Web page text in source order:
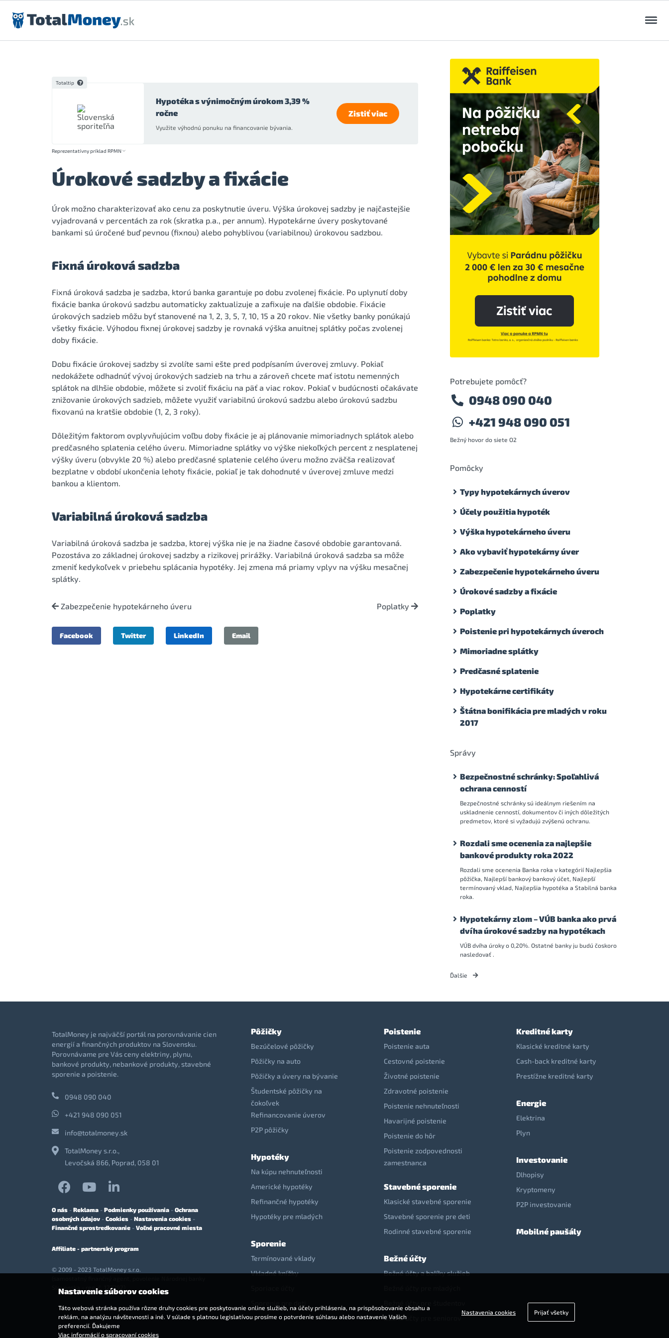
Preskočiť na obsah
Totaltip
Hypotéka s výnimočným úrokom 3,39 %
ročne
Využite výhodnú ponuku na financovanie bývania.
Zistiť viac
Reprezentatívny príklad RPMN
Úrokové sadzby a fixácie
Úrok možno charakterizovať ako cenu za poskytnutie úveru. Výška úrokovej sadzby je najčastejšie
vyjadrovaná v percentách za rok (skratka p.a., per annum). Hypotekárne úvery poskytované
bankami sú úročené buď pevnou (fixnou) alebo pohyblivou (variabilnou) úrokovou sadzbou.
Fixná úroková sadzba
Fixná úroková sadzba je sadzba, ktorú banka garantuje po dobu zvolenej fixácie. Po uplynutí doby
fixácie banka úrokovú sadzbu automaticky zaktualizuje a zafixuje na ďalšie obdobie. Fixácie
úrokových sadzieb môžu byť stanovené na 1, 2, 3, 5, 7, 10, 15 a 20 rokov. Nie všetky banky ponúkajú
všetky fixácie. Výhodou fixnej úrokovej sadzby je rovnaká výška anuitnej splátky počas zvolenej
doby fixácie.
Dobu fixácie úrokovej sadzby si zvolíte sami ešte pred podpísaním úverovej zmluvy. Pokiaľ
nedokážete odhadnúť vývoj úrokových sadzieb na trhu a zároveň chcete mať istotu nemenných
splátok na dlhšie obdobie, môžete si zvoliť fixáciu na päť a viac rokov. Pokiaľ v budúcnosti očakávate
znižovanie úrokových sadzieb, môžete využiť variabilnú úrokovú sadzbu alebo úrokovú sadzbu
fixovanú na kratšie obdobie (1, 2, 3 roky).
Dôležitým faktorom ovplyvňujúcim voľbu doby fixácie je aj plánovanie mimoriadnych splátok alebo
predčasného splatenia celého úveru. Mimoriadne splátky vo výške niekoľkých percent z nesplatenej
výšky úveru (obvykle 20 %) alebo predčasné splatenie celého úveru možno zväčša realizovať
bezplatne v období ukončenia lehoty fixácie, pokiaľ je tak dohodnuté v úverovej zmluve medzi
bankou a klientom.
Variabilná úroková sadzba
Variabilná úroková sadzba je sadzba, ktorej výška nie je na žiadne časové obdobie garantovaná.
Pozostáva zo základnej úrokovej sadzby a rizikovej prirážky. Variabilná úroková sadzba sa môže
zmeniť kedykoľvek v priebehu splácania hypotéky. Jej zmena má priamy vplyv na výšku mesačnej
splátky.
Zabezpečenie hypotekárneho úveru Poplatky
Facebook Twitter LinkedIn Email
Potrebujete pomôcť?
0948 090 040
+421 948 090 051
Bežný hovor do siete O2
Pomôcky
Typy hypotekárnych úverov
Účely použitia hypoték
Výška hypotekárneho úveru
Ako vybaviť hypotekárny úver
Zabezpečenie hypotekárneho úveru
Úrokové sadzby a fixácie
Poplatky
Poistenie pri hypotekárnych úveroch
Mimoriadne splátky
Predčasné splatenie
Hypotekárne certifikáty
Štátna bonifikácia pre mladých v roku
2017
Správy
Bezpečnostné schránky: Spoľahlivá
ochrana cenností
Bezpečnostné schránky sú ideálnym riešením na
uskladnenie cenností, dokumentov či iných dôležitých
predmetov, ktoré si vyžadujú zvýšenú ochranu.
Rozdali sme ocenenia za najlepšie
bankové produkty roka 2022
Rozdali sme ocenenia Banka roka v kategórií Najlepšia
pôžička, Najlepší bankový bankový účet, Najlepší
termínovaný vklad, Najlepšia hypotéka a Stabilná banka
roka.
Hypotekárny zlom – VÚB banka ako prvá
dvíha úrokové sadzby na hypotékach
VÚB dvíha úroky o 0,20%. Ostatné banky ju budú čoskoro
nasledovať .
Ďalšie
Pôžičky
Bezúčelové pôžičky
Pôžičky na auto
Pôžičky a úvery na bývanie
Študentské pôžičky na
čokoľvek
Refinancovanie úverov
P2P pôžičky
Hypotéky
Na kúpu nehnuteľnosti
Americké hypotéky
Refinančné hypotéky
Hypotéky pre mladých
Sporenie
Termínované vklady
Vkladné knížky
Poistenie
Poistenie auta
Cestovné poistenie
Životné poistenie
Zdravotné poistenie
Poistenie nehnuteľnosti
Havarijné poistenie
Poistenie do hôr
Poistenie zodpovednosti
zamestnanca
Stavebné sporenie
Klasické stavebné sporenie
Stavebné sporenie pre deti
Rodinné stavebné sporenie
Bežné účty
Bežné účty a balíky služieb
Bežné účty pre seniorov
Kreditné karty
Klasické kreditné karty
Cash-back kreditné karty
Prestížne kreditné karty
Energie
Elektrina
Plyn
Investovanie
Dlhopisy
Kryptomeny
P2P investovanie
Mobilné paušály
TotalMoney je najväčší portál na porovnávanie cien
energií a finančných produktov na Slovensku.
Porovnávame pre Vás ceny elektriny, plynu,
bankové produkty, nebankové produkty, stavebné
sporenie a poistenie.
0948 090 040
+421 948 090 051
info@totalmoney.sk
TotalMoney s.r.o.,
Levočská 866, Poprad, 058 01
O nás - Reklama - Podmienky používania - Ochrana
osobných údajov - Cookies - Nastavenia cookies -
Finančné sprostredkovanie - Voľné pracovné miesta
Affiliate - partnerský program
© 2009 - 2023 TotalMoney s.r.o.
Slovenska - reg. č. 127292)
Nastavenie súborov cookies
Táto webová stránka používa rôzne druhy cookies pre poskytovanie online služieb, na účely prihlásenia, na prispôsobovanie obsahu a
reklám, na analýzu návštevnosti a iné. V súlade s platnou legislatívou prosíme o potvrdenie súhlasu alebo nastavenie Vašich
preferencií. Ďakujeme
Viac informácií o spracovaní cookies
Nastavenia cookies Prijať všetky